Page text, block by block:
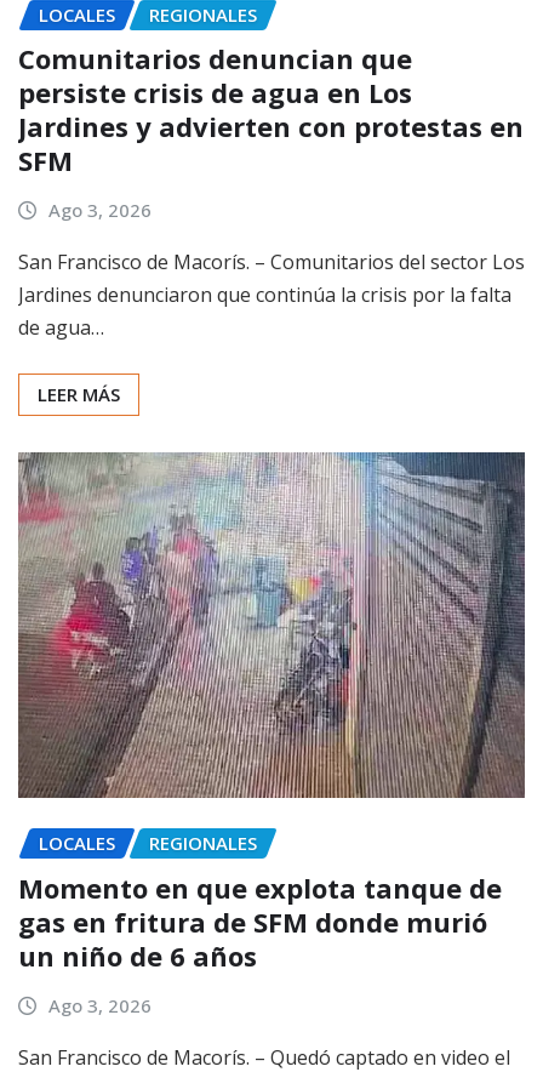
LOCALES REGIONALES
Comunitarios denuncian que
persiste crisis de agua en Los
Jardines y advierten con protestas en
SFM
Ago 3, 2026
San Francisco de Macorís. – Comunitarios del sector Los
Jardines denunciaron que continúa la crisis por la falta
de agua…
LEER MÁS
LOCALES REGIONALES
Momento en que explota tanque de
gas en fritura de SFM donde murió
un niño de 6 años
Ago 3, 2026
San Francisco de Macorís. – Quedó captado en video el